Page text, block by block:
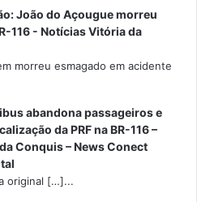
João do Açougue morreu
116 - Notícias Vitória da
morreu esmagado em acidente
abandona passageiros e
da PRF na BR-116 –
Conquis – News Conect
original […]...